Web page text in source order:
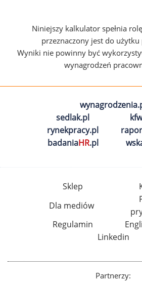
Niniejszy kalkulator spełnia
przeznaczony jest do
Wyniki nie powinny być
wynagrodzeń
sedlak.pl
rynekpracy.pl
badaniaHR.pl
Sklep
Dla mediów
Regulamin
Linkedin
Partnerzy: